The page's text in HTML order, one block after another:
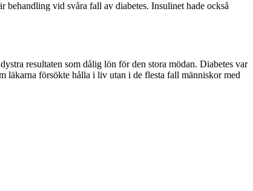
behandling vid svåra fall av diabetes. Insulinet hade också
resultaten som dålig lön för den stora mödan. Diabetes var
läkarna försökte hålla i liv utan i de flesta fall människor med